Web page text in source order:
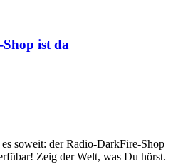
ist da
soweit: der Radio-DarkFire-Shop
Zeig der Welt, was Du hörst.